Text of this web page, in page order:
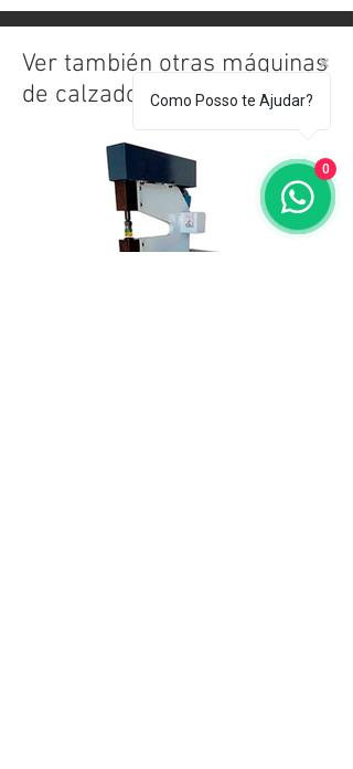
Ver también otras máquinas
de calzado
Como Posso te Ajudar?
0